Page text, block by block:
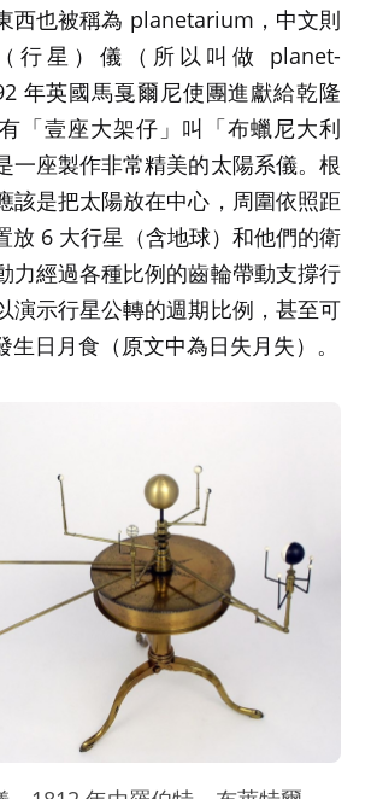
西也被稱為 planetarium，中文則
行星）儀（所以叫做 planet-
年英國馬戛爾尼使團進獻給乾隆
「壹座大架仔」叫「布蠟尼大利
一座製作非常精美的太陽系儀。根
該是把太陽放在中心，周圍依照距
放 6 大行星（含地球）和他們的衛
力經過各種比例的齒輪帶動支撐行
演示行星公轉的週期比例，甚至可
生日月食（原文中為日失月失）。